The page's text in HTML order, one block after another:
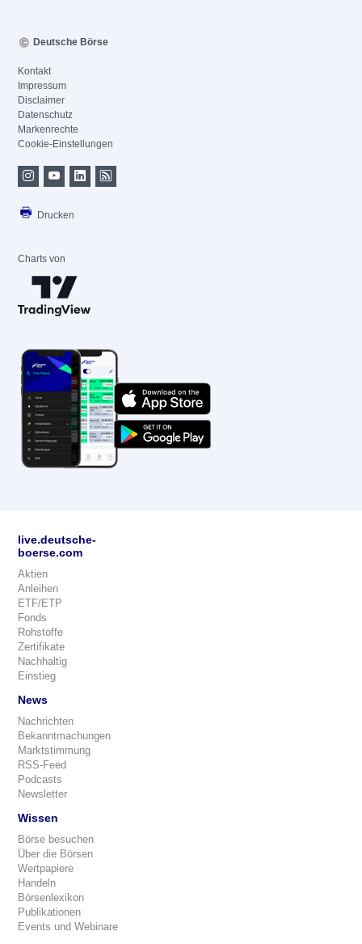
Deutsche Börse
Kontakt
Impressum
Disclaimer
Datenschutz
Markenrechte
Cookie-Einstellungen
Drucken
Charts von
live.deutsche-
boerse.com
Aktien
Anleihen
ETF/ETP
Fonds
Rohstoffe
Zertifikate
Nachhaltig
Einstieg
News
Nachrichten
Bekanntmachungen
Marktstimmung
RSS-Feed
Podcasts
Newsletter
Wissen
Börse besuchen
Über die Börsen
Wertpapiere
Handeln
Börsenlexikon
Publikationen
Events und Webinare